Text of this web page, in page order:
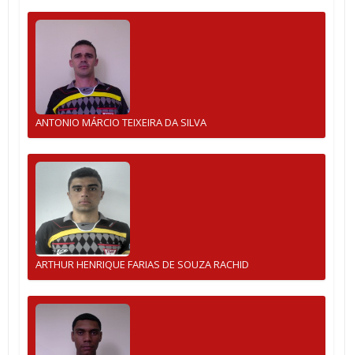
ANTONIO MÁRCIO TEIXEIRA DA SILVA
ARTHUR HENRIQUE FARIAS DE SOUZA RACHID